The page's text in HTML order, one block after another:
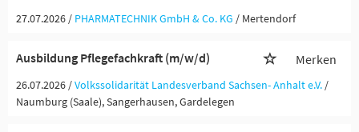
27.07.2026 / PHARMATECHNIK GmbH & Co. KG / Mertendorf
Ausbildung Pflegefachkraft (m/w/d) Merken
26.07.2026 /Volkssolidarität Landesverband Sachsen- Anhalt e.V. /
Naumburg (Saale), Sangerhausen, Gardelegen